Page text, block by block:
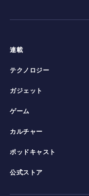
連載
テクノロジー
ガジェット
ゲーム
カルチャー
ポッドキャスト
公式ストア